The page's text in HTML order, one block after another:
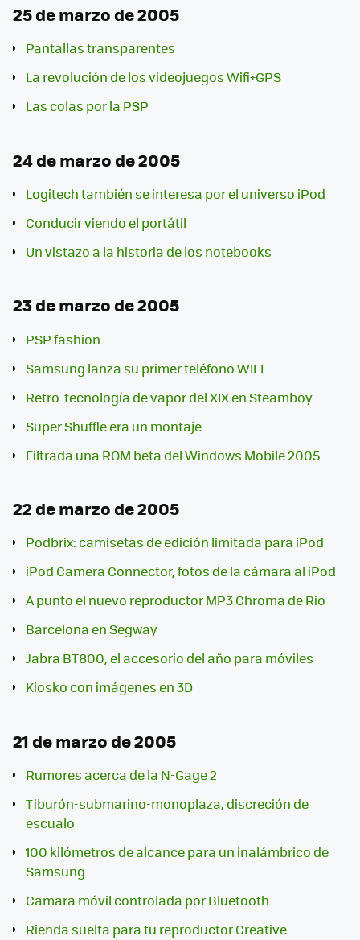
25 de marzo de 2005
Pantallas transparentes
La revolución de los videojuegos Wifi+GPS
Las colas por la PSP
24 de marzo de 2005
Logitech también se interesa por el universo iPod
Conducir viendo el portátil
Un vistazo a la historia de los notebooks
23 de marzo de 2005
PSP fashion
Samsung lanza su primer teléfono WIFI
Retro-tecnología de vapor del XIX en Steamboy
Super Shuffle era un montaje
Filtrada una ROM beta del Windows Mobile 2005
22 de marzo de 2005
Podbrix: camisetas de edición limitada para iPod
iPod Camera Connector, fotos de la cámara al iPod
A punto el nuevo reproductor MP3 Chroma de Rio
Barcelona en Segway
Jabra BT800, el accesorio del año para móviles
Kiosko con imágenes en 3D
21 de marzo de 2005
Rumores acerca de la N-Gage 2
Tiburón-submarino-monoplaza, discreción de
escualo
100 kilómetros de alcance para un inalámbrico de
Samsung
Camara móvil controlada por Bluetooth
Rienda suelta para tu reproductor Creative